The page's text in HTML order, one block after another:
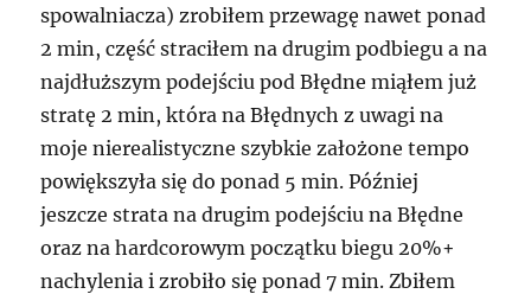
spowalniacza) zrobiłem przewagę nawet ponad
2 min, część straciłem na drugim podbiegu a na
najdłuższym podejściu pod Błędne miąłem już
stratę 2 min, która na Błędnych z uwagi na
moje nierealistyczne szybkie założone tempo
powiększyła się do ponad 5 min. Później
jeszcze strata na drugim podejściu na Błędne
oraz na hardcorowym początku biegu 20%+
nachylenia i zrobiło się ponad 7 min. Zbiłem